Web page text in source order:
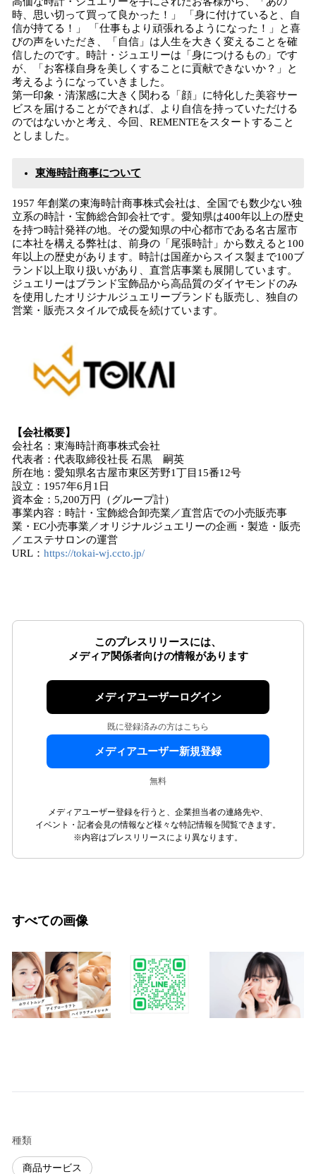
時、思い切って買って良かった！」 「身に付けていると、自
信が持てる！」 「仕事もより頑張れるようになった！」と喜
びの声をいただき、「自信」は人生を大きく変えることを確
信したのです。時計・ジュエリーは「身につけるもの」です
が、「お客様自身を美しくすることに貢献できないか？」と
考えるようになっていきました。
第一印象・清潔感に大きく関わる「顔」に特化した美容サー
ビスを届けることができれば、より自信を持っていただける
のではないかと考え、今回、REMENTEをスタートすること
としました。
東海時計商事について
1957 年創業の東海時計商事株式会社は、全国でも数少ない独
立系の時計・宝飾総合卸会社です。愛知県は400年以上の歴史
を持つ時計発祥の地。その愛知県の中心都市である名古屋市
に本社を構える弊社は、前身の「尾張時計」から数えると100
年以上の歴史があります。時計は国産からスイス製まで100ブ
ランド以上取り扱いがあり、直営店事業も展開しています。
ジュエリーはブランド宝飾品から高品質のダイヤモンドのみ
を使用したオリジナルジュエリーブランドも販売し、独自の
営業・販売スタイルで成長を続けています。
【会社概要】
会社名：東海時計商事株式会社
代表者：代表取締役社長 石黒 嗣英
所在地：愛知県名古屋市東区芳野1丁目15番12号
設立：1957年6月1日
資本金：5,200万円（グループ計）
事業内容：時計・宝飾総合卸売業／直営店での小売販売事
業・EC小売事業／オリジナルジュエリーの企画・製造・販売
／エステサロンの運営
URL： https://tokai-wj.ccto.jp/
このプレスリリースには、
メディア関係者向けの情報があります
メディアユーザーログイン
既に登録済みの方はこちら
メディアユーザー新規登録
無料
メディアユーザー登録を行うと、企業担当者の連絡先や、
イベント・記者会見の情報など様々な特記情報を閲覧できます。
※内容はプレスリリースにより異なります。
すべての画像
種類
商品サービス